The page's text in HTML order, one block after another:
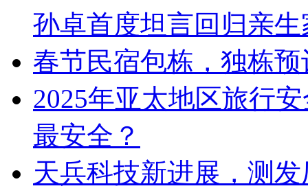
孙卓首度坦言回归亲
春节民宿包栋，独栋
2025年亚太地区旅行
最安全？
天兵科技新进展，测